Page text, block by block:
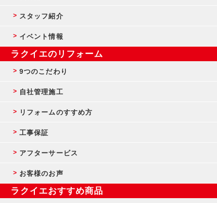
スタッフ紹介
イベント情報
ラクイエのリフォーム
9つのこだわり
自社管理施工
リフォームのすすめ方
工事保証
アフターサービス
お客様のお声
ラクイエおすすめ商品